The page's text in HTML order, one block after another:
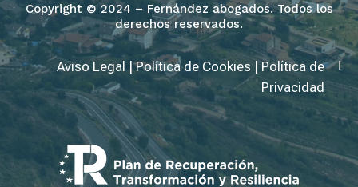
Copyright © 2024 – Fernández abogados. Todos los
derechos reservados.
Aviso Legal |Política de Cookies |Política de
Privacidad